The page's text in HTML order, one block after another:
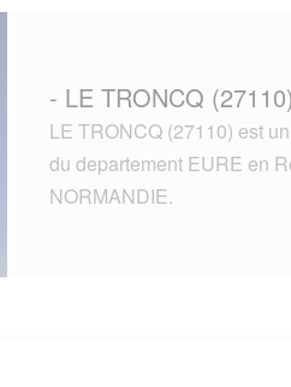
- LE TRONCQ
LE TRONCQ (27110) est
du departement EURE en
NORMANDIE.